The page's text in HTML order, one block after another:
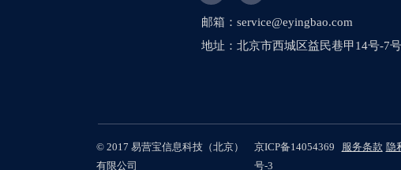
邮箱：service@eyingbao.com
地址：北京市西城区益民巷甲14号-7号
© 2017 易营宝信息科技（北京）
有限公司
京ICP备14054369
号-3
服务条款 隐